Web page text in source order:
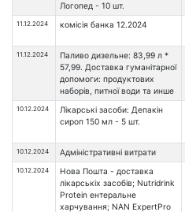
Логопед - 10 шт.
11.12.2024 комісія банка 12.2024
11.12.2024
Паливо дизельне: 83,99 л *
57,99. Доставка гуманітарної
допомоги: продуктових
наборів, питної води та инше
10.12.2024
Лікарські засоби: Депакін
сироп 150 мл - 5 шт.
10.12.2024 Адміністративні витрати
10.12.2024
Нова Пошта - доставка
лікарськіх засобів; Nutridrink
Protein ентеральне
харчування; NAN ExpertPro